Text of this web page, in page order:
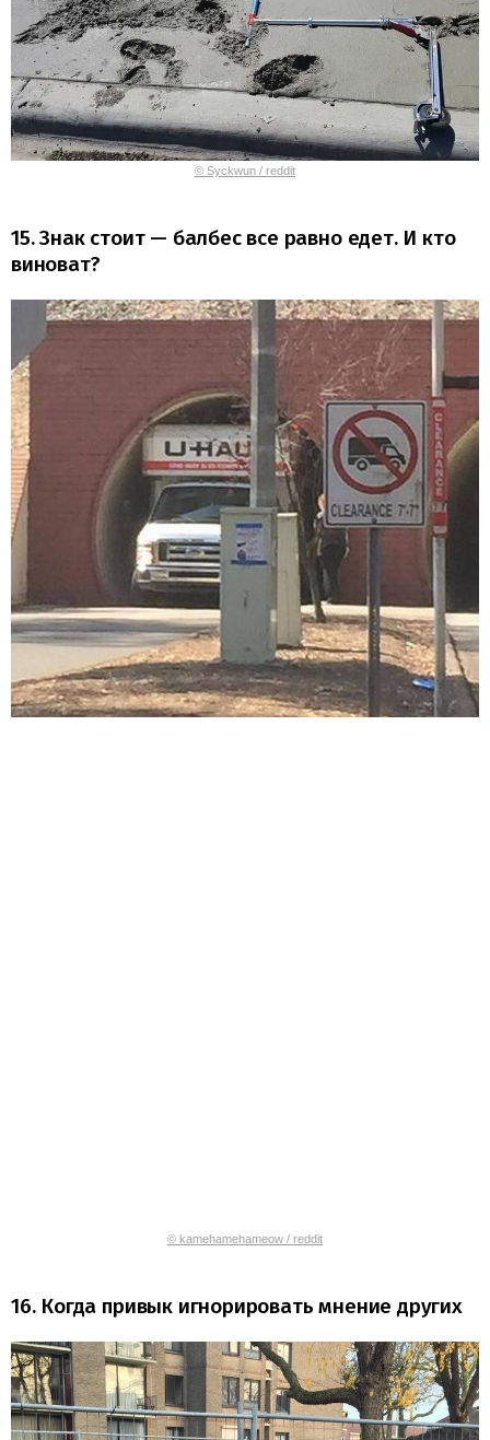
© Syckwun / reddit
15. Знак стоит — балбес все равно едет. И кто
виноват?
© kamehamehameow / reddit
16. Когда привык игнорировать мнение других